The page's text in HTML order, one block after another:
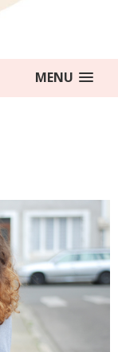
MENU